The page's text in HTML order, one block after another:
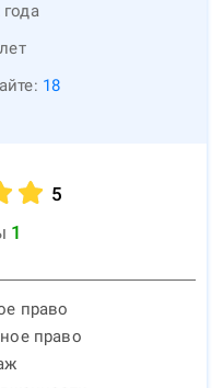
лет
18
5
1
право
право